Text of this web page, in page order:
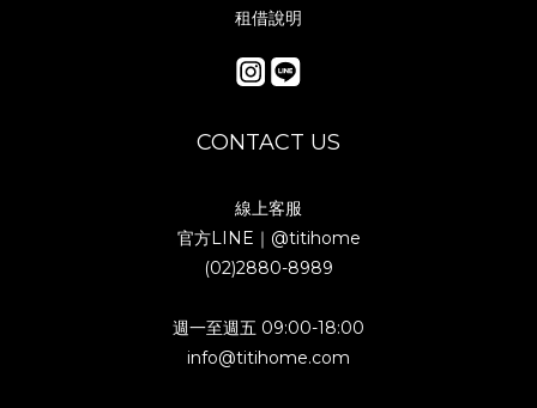
租借說明
CONTACT US
線上客服
官方LINE｜ @titihome
(02)2880-8989
週一至週五 09:00-18:00
info@titihome.com